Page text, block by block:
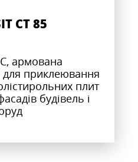
CT 85
армована
приклеювання
плит
будівель і